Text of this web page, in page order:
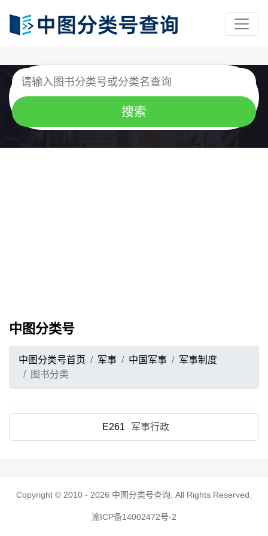
中图分类号
中图分类号首页 军事 中国军事
军事制度
图书分类
E261 军事行政
Copyright © 2010 - 2026 中图分类号查询 . All Rights Reserved.
渝ICP备14002472号-2